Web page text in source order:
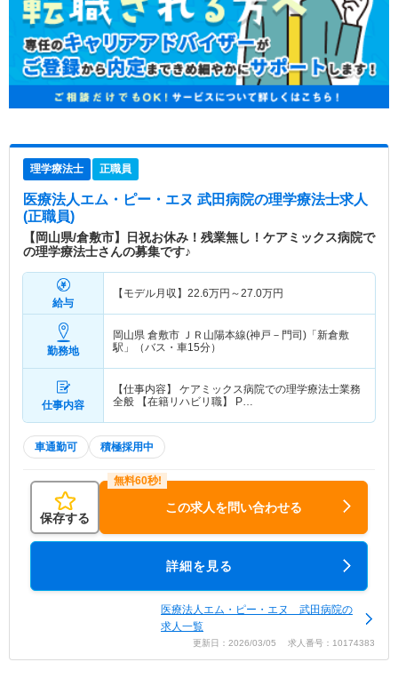
理学療法士 正職員
医療法人エム・ピー・エヌ 武田病院の理学療法士求人
(正職員)
【岡山県/倉敷市】日祝お休み！残業無し！ケアミックス病院で
の理学療法士さんの募集です♪
給与
【モデル月収】 22.6万円～27.0万円
勤務地
岡山県 倉敷市 ＪＲ山陽本線(神戸－門司)「新倉敷
駅」（バス・車15分）
仕事内容
【仕事内容】 ケアミックス病院での理学療法士業務
全般 【在籍リハビリ職】 P…
車通勤可 積極採用中
保存する
この求人を問い合わせる
詳細を見る
医療法人エム・ピー・エヌ 武田病院の
求人一覧
更新日：2026/03/05 求人番号：10174383